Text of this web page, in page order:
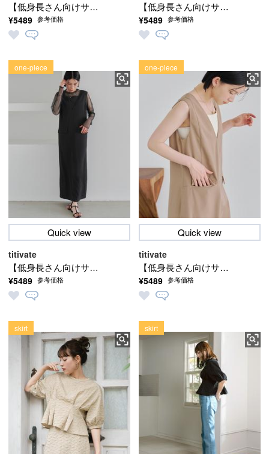
【低身長さん向けサイ
ズ有り】 フロントポケ
ットデザインVネックワ
¥5489 参考価格
【低身長さん向けサイ
ズ有り】 フロントポケ
ットデザインVネックワ
¥5489 参考価格
Quick view
【低身長さん向けサイ
ズ有り】 フロントポケ
ットデザインVネックワ
titivate
¥5489 参考価格
one-piece
Quick view
【低身長さん向けサイ
ズ有り】 フロントポケ
ットデザインVネックワ
titivate
¥5489 参考価格
one-piece
skirt skirt